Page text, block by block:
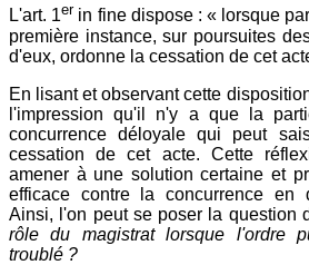
L'art. 1er in fine dispose : « lorsque
première instance, sur poursuites
d'eux, ordonne la cessation de cet
En lisant et observant cette
l'impression qu'il n'y a que la
concurrence déloyale qui peut
cessation de cet acte. Cette
amener à une solution certaine et
efficace contre la concurrence en
Ainsi, l'on peut se poser la question
rôle du magistrat lorsque l'ordre
troublé ?